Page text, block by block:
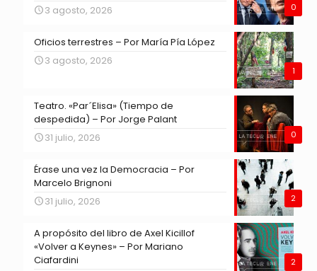
0
3 agosto, 2026
1
Oficios terrestres – Por María Pía López
3 agosto, 2026
0
Teatro. «Par´Elisa» (Tiempo de
despedida) – Por Jorge Palant
31 julio, 2026
2
Érase una vez la Democracia – Por
Marcelo Brignoni
31 julio, 2026
2
A propósito del libro de Axel Kicillof
«Volver a Keynes» – Por Mariano
Ciafardini